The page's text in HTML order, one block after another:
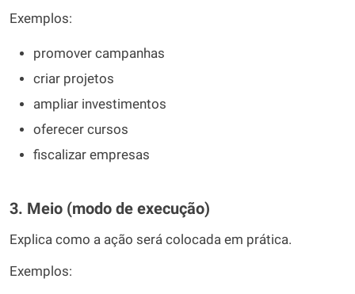
Exemplos:
promover campanhas
criar projetos
ampliar investimentos
oferecer cursos
fiscalizar empresas
3. Meio (modo de execução)
Explica como a ação será colocada em prática.
Exemplos: